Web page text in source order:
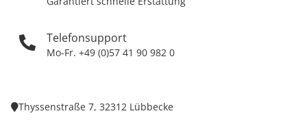
Telefonsupport
Mo-Fr. +49 (0)57 41 90 982 0
Thyssenstraße 7, 32312 Lübbecke